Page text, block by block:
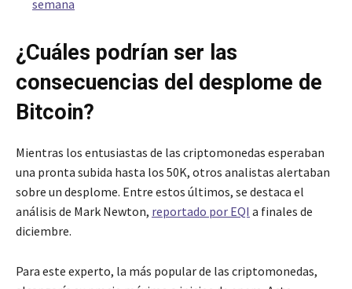
semana
¿Cuáles podrían ser las
consecuencias del desplome de
Bitcoin?
Mientras los entusiastas de las criptomonedas esperaban
una pronta subida hasta los 50K, otros analistas alertaban
sobre un desplome. Entre estos últimos, se destaca el
análisis de Mark Newton, reportado por EQI a finales de
diciembre.
Para este experto, la más popular de las criptomonedas,